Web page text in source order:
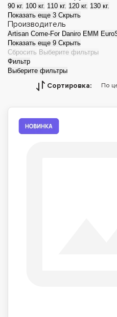
90 кг. 100 кг. 110 кг. 120 кг. 130 кг.
Показать еще 3 Скрыть
Производитель
Artisan Come-For Daniro EMM
Показать еще 9 Скрыть
Сбросить Выберите фильтры
Фильтр
Выберите фильтры
Сортировка: По